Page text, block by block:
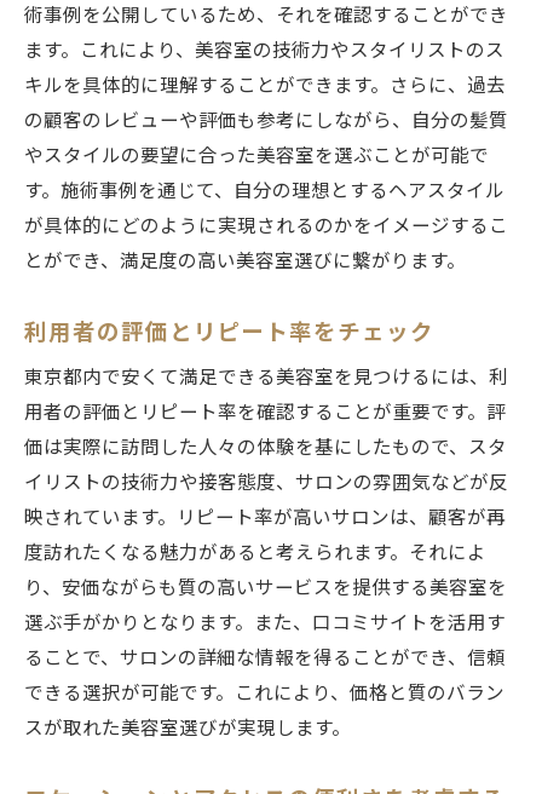
術事例を公開しているため、それを確認することができ
ます。これにより、美容室の技術力やスタイリストのス
キルを具体的に理解することができます。さらに、過去
の顧客のレビューや評価も参考にしながら、自分の髪質
やスタイルの要望に合った美容室を選ぶことが可能で
す。施術事例を通じて、自分の理想とするヘアスタイル
が具体的にどのように実現されるのかをイメージするこ
とができ、満足度の高い美容室選びに繋がります。
利用者の評価とリピート率をチェック
東京都内で安くて満足できる美容室を見つけるには、利
用者の評価とリピート率を確認することが重要です。評
価は実際に訪問した人々の体験を基にしたもので、スタ
イリストの技術力や接客態度、サロンの雰囲気などが反
映されています。リピート率が高いサロンは、顧客が再
度訪れたくなる魅力があると考えられます。それによ
り、安価ながらも質の高いサービスを提供する美容室を
選ぶ手がかりとなります。また、口コミサイトを活用す
ることで、サロンの詳細な情報を得ることができ、信頼
できる選択が可能です。これにより、価格と質のバラン
スが取れた美容室選びが実現します。